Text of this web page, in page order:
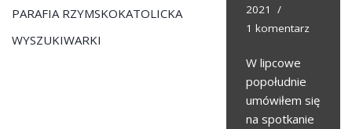
PARAFIA RZYMSKOKATOLICKA
WYSZUKIWARKI
2021
1 komentarz
W lipcowe
popołudnie
umówiłem się
na spotkanie